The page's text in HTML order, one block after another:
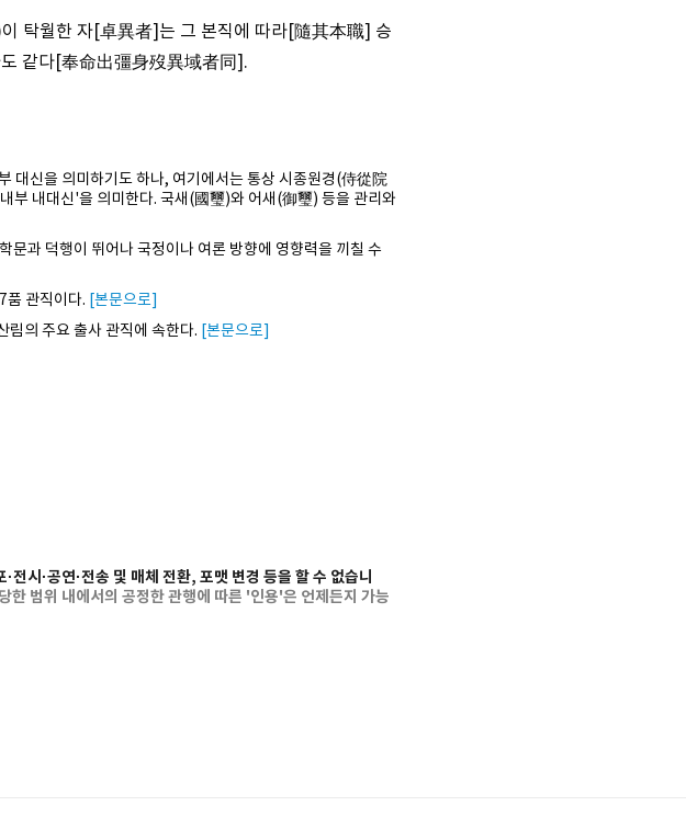
탁월한 자[卓異者]는 그 본직에 따라[隨其本職] 승
도 같다[奉命出彊身歿異域者同].
대신을 의미하기도 하나, 여기에서는 통상 시종원경(侍從院
부 내대신'을 의미한다. 국새(國璽)와 어새(御璽) 등을 관리와
문과 덕행이 뛰어나 국정이나 여론 방향에 영향력을 끼칠 수
품 관직이다. [본문으로]
림의 주요 출사 관직에 속한다. [본문으로]
시·공연·전송 및 매체 전환, 포맷 변경 등을 할 수 없습니
한 범위 내에서의 공정한 관행에 따른 '인용'은 언제든지 가능